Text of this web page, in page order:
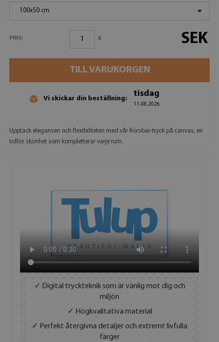
100x50 cm
PRIS: x SEK
TILL VARUKORGEN
Vi skickar din beställning:
tisdag
11.08.2026
Upptäck elegansen och flexibiliteten med vår Körsbär-tryck på canvas, en
tidlös skönhet som kompletterar varje rum.
✓ Digital tryckteknik som är vänlig mot dig och
miljön
✓ Högkvalitativa material
✓ Perfekt återgivna detaljer och extremt livfulla
färger